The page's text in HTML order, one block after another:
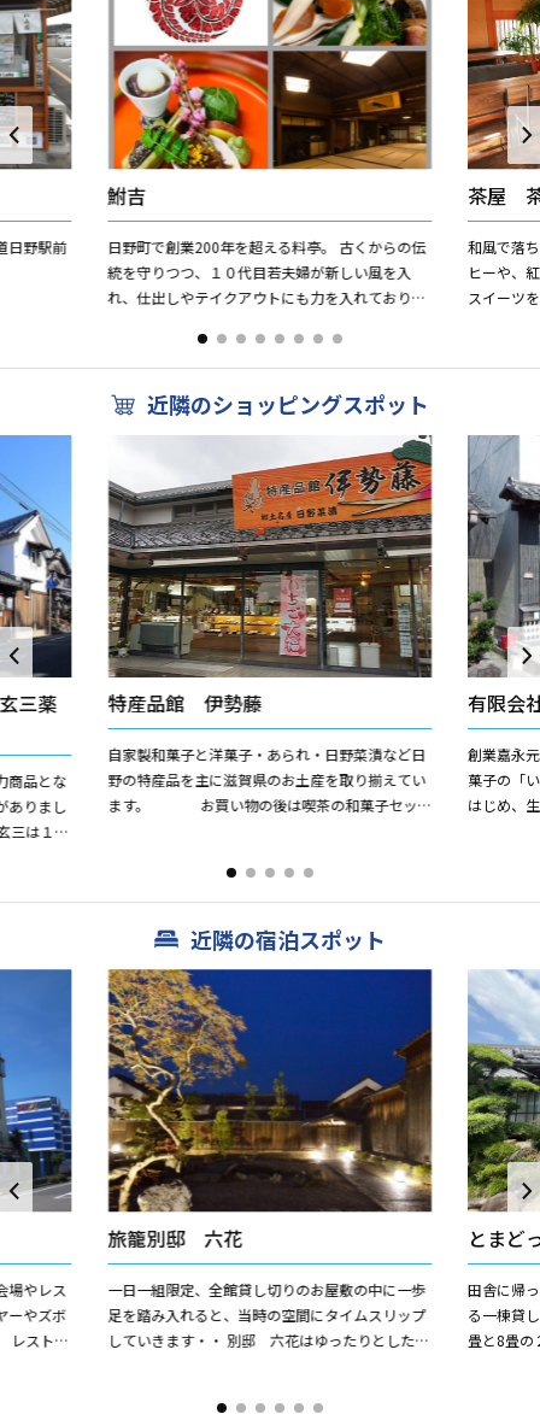
日野駅前
鮒吉
日野町で創業200年を超える料亭。 古くからの伝
統を守りつつ、１０代目若夫婦が新しい風を入
れ、仕出しやテイクアウトにも力を入れておりま
茶屋
和風で落
ヒーや、
スイーツ
近隣のショッピングスポット
三薬
商品とな
ありまし
三は１８
特産品館 伊勢藤
自家製和菓子と洋菓子・あられ・日野菜漬など日
野の特産品を主に滋賀県のお土産を取り揃えてい
ます。 お買い物の後は喫茶の和菓子セッ
有限会
創業嘉永
菓子の「
はじめ、
近隣の宿泊スポット
場やレス
ーやズボ
レストラ
旅籠別邸 六花
一日一組限定、全館貸し切りのお屋敷の中に一歩
足を踏み入れると、当時の空間にタイムスリップ
していきます・・ 別邸 六花はゆったりとした敷
とまど
田舎に帰
る一棟貸
畳と8畳の